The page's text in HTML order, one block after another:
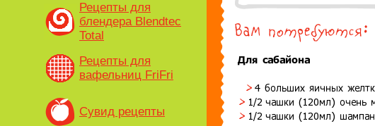
Рецепты для
блендера Blendtec
Total
Рецепты для
вафельниц FriFri
Сувид рецепты